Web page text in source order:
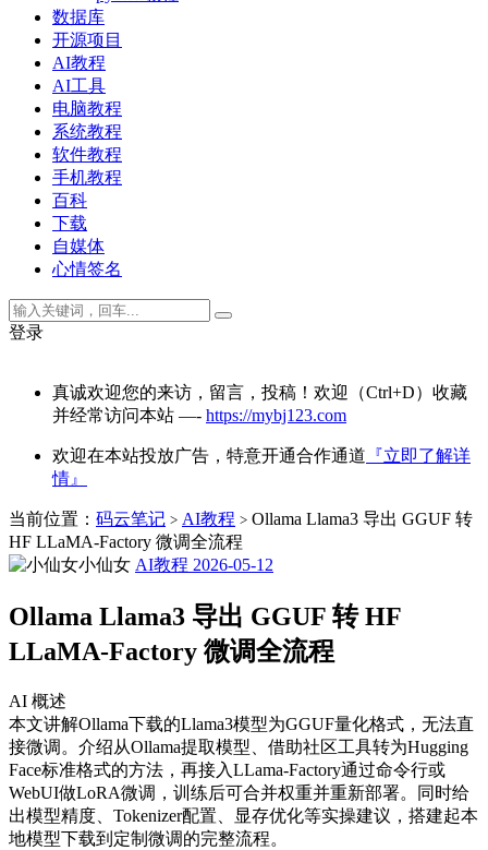
数据库
开源项目
AI教程
AI工具
电脑教程
系统教程
软件教程
手机教程
百科
下载
自媒体
心情签名
登录
真诚欢迎您的来访，留言，投稿！欢迎（Ctrl+D）收藏
并经常访问本站 —- https://mybj123.com
欢迎在本站投放广告，特意开通合作通道 『立即了解详
情』
当前位置： 码云笔记 > AI教程 > Ollama Llama3 导出 GGUF 转
HF LLaMA‑Factory 微调全流程
小仙女 AI教程 2026-05-12
Ollama Llama3 导出 GGUF 转 HF
LLaMA‑Factory 微调全流程
AI 概述
本文讲解Ollama下载的Llama3模型为GGUF量化格式，无法直
接微调。介绍从Ollama提取模型、借助社区工具转为Hugging
Face标准格式的方法，再接入LLama-Factory通过命令行或
WebUI做LoRA微调，训练后可合并权重并重新部署。同时给
出模型精度、Tokenizer配置、显存优化等实操建议，搭建起本
地模型下载到定制微调的完整流程。